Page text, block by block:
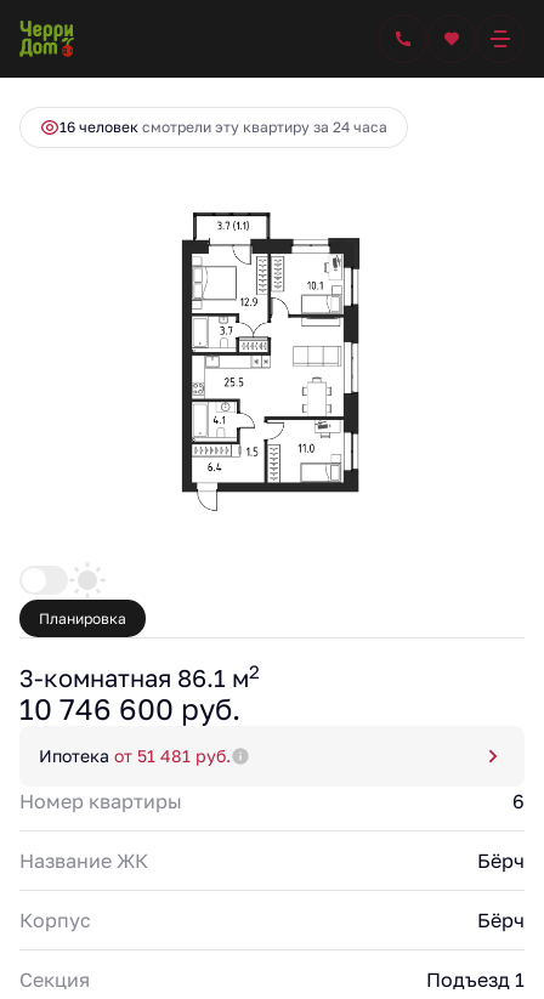
3-комнатная 10 746 600 руб.
Ипотека
16 человек смотрели эту квартиру за 24 часа
Планировка
3-комнатная 86.1 м2
10 746 600 руб.
Ипотека от 51 481 руб.
Номер квартиры 6
Название ЖК Бёрч
Корпус Бёрч
Секция Подъезд 1